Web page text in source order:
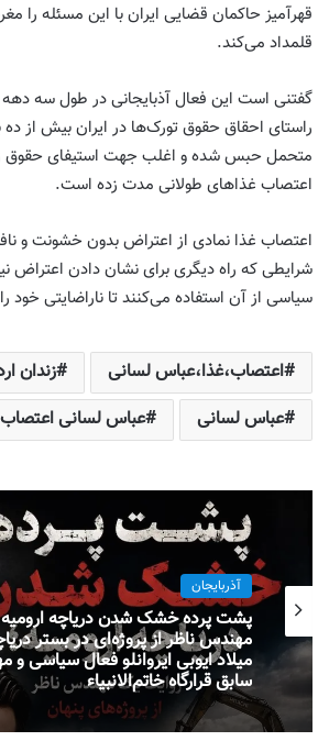
قهرآمیز حاکمان قضایی ایران با این مسئله را
قلمداد می‌کند.
گفتنی است این فعال آذبایجانی در طول سه
راستای احقاق حقوق تورک‌ها در ایران بیش از ده
متحمل حبس شده و اغلب جهت استیفای حقوق
اعتصاب غذاهای طولانی مدت زده است.
اعتصاب غذا نمادی از اعتراض بدون خشونت و
شرایطی که راه دیگری برای نشان دادن اعتراض
سیاسی از آن استفاده می‌کنند تا ناراضایتی خود
اعتصاب،غذا،عباس لسانی
زندان
عباس لسانی
عباس لسانی اعتصاب
آذربایجان
میلاد ایوبی ایروانلو فعال سیاسی و
سابق قرارگاه خاتم‌الانبیاء